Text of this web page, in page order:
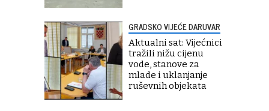
GRADSKO VIJEĆE DARUVAR
Aktualni sat: Vijećnici
tražili nižu cijenu
vode, stanove za
mlade i uklanjanje
ruševnih objekata